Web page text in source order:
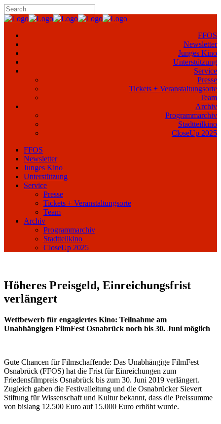
FFOS
Newsletter
Junges Kino
Unterstützung
Service
Presse
Tickets + Veranstaltungsorte
Team
Archiv
Programmarchiv
Stadtteilkino
CloseUp 2025
FFOS
Newsletter
Junges Kino
Unterstützung
Service
Presse
Tickets + Veranstaltungsorte
Team
Archiv
Programmarchiv
Stadtteilkino
CloseUp 2025
Höheres Preisgeld, Einreichungsfrist
verlängert
Wettbewerb für engagiertes Kino: Teilnahme am
Unabhängigen FilmFest Osnabrück noch bis 30. Juni möglich
Gute Chancen für Filmschaffende: Das Unabhängige FilmFest
Osnabrück (FFOS) hat die Frist für Einreichungen zum
Friedensfilmpreis Osnabrück bis zum 30. Juni 2019 verlängert.
Zugleich gaben die Festivalleitung und die Osnabrücker Sievert
Stiftung für Wissenschaft und Kultur bekannt, dass die Preissumme
von bislang 12.500 Euro auf 15.000 Euro erhöht wurde.